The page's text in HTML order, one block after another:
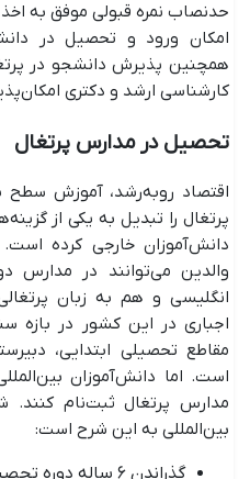
حدنصاب نمره قبولی موفق به
امکان ورود و تحصیل در
همچنین پذیرش دانشجو در
کارشناسی ارشد و دکتری
تحصیل در مدارس پرتغال
اقتصاد روبه‌رشد، آموزش سطح
پرتغال را تبدیل به یکی از
دانش‌آموزان خارجی کرده
والدین می‌توانند در
انگلیسی و هم به زبان
مقاطع تحصیلی ابتدایی،
مدارس پرتغال ثبت‌نام کنند.
بین‌المللی به این شرح است:
گذراندن ۶ ساله دوره تحصیلی ابتدایی